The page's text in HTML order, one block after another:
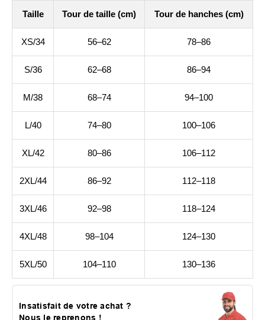
Taille Tour de taille (cm) Tour de hanches (cm)
XS/34 56–62 78–86
S/36 62–68 86–94
M/38 68–74 94–100
L/40 74–80 100–106
XL/42 80–86 106–112
2XL/44 86–92 112–118
3XL/46 92–98 118–124
4XL/48 98–104 124–130
5XL/50 104–110 130–136
Insatisfait de votre achat ?
Nous le reprenons !